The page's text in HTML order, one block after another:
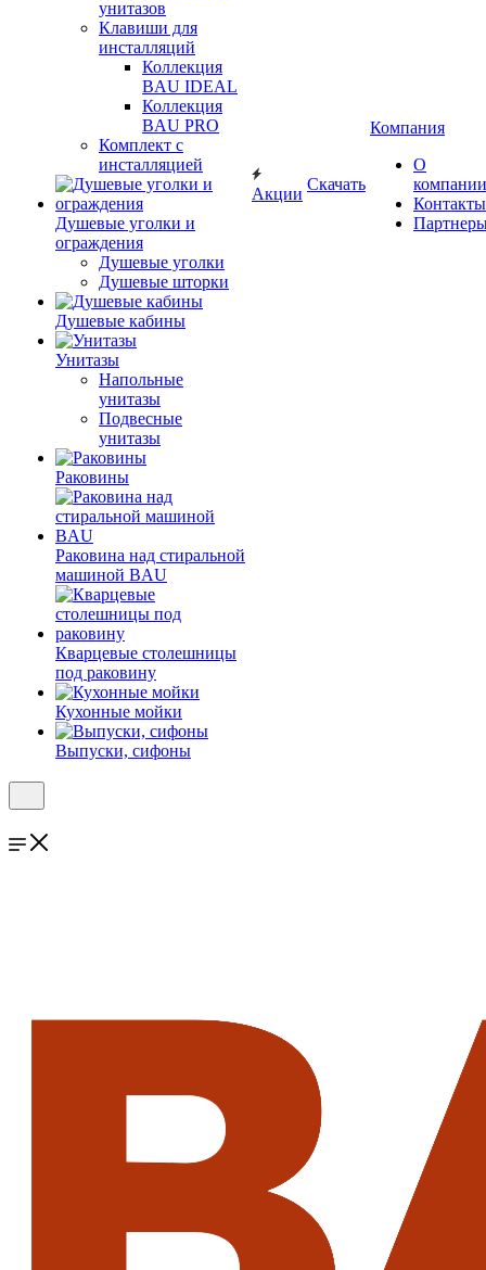
унитазов
Клавиши для
инсталляций
Коллекция
BAU IDEAL
Коллекция
BAU PRO
Комплект с
инсталляцией
Душевые уголки и
ограждения
Душевые уголки
Душевые шторки
Душевые кабины
Унитазы
Напольные
унитазы
Подвесные
унитазы
Раковины
Раковина над стиральной
машиной BAU
Кварцевые столешницы
под раковину
Кухонные мойки
Выпуски, сифоны
Акции
Скачать
Компания
О
компании
Контакты